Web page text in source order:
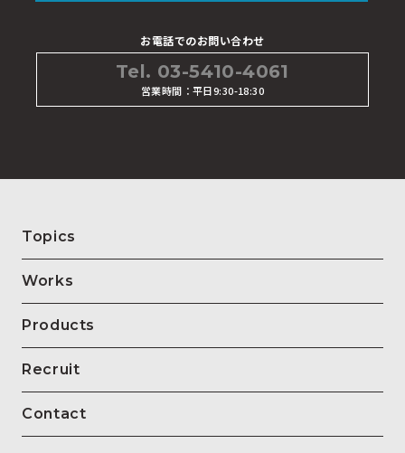
Tel. 03-5410-4061
営業時間：平日9:30-18:30
お電話でのお問い合わせ
Topics
Works
Products
Recruit
Contact